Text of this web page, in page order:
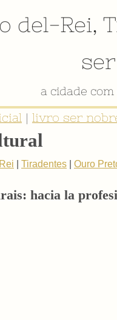
del-Rei,
a cidade
| livro ser
Tiradentes Ouro
hacia la